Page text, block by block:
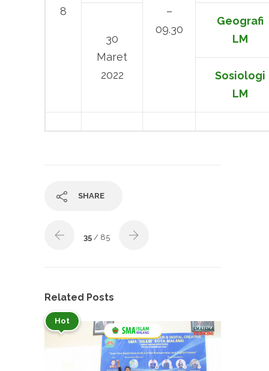
8
–
09.30
30
Maret
2022
Geografi
LM
Sosiologi
LM
SHARE
35 / 85
Related Posts
Hot